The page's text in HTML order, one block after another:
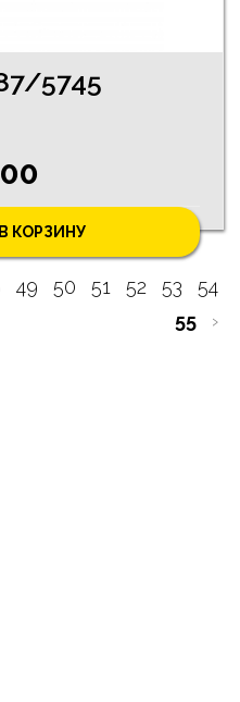
5745
КОРЗИНУ
49 50 51 52 53
54
55
›